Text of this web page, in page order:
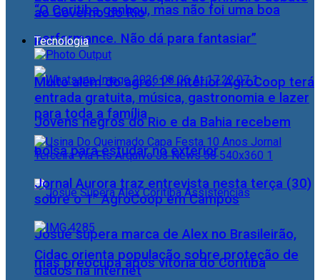
“O Coritiba ganhou, mas não foi uma boa
performance. Não dá para fantasiar”
Jovens negros do Rio e da Bahia recebem
bolsa para estudar no exterior
Josué supera marca de Alex no Brasileirão,
mas preocupa após vitória do Coritiba
ao Governo do Rio
Tecnologia
Muito além do agro: 1º Interior AgroCoop terá
entrada gratuita, música, gastronomia e lazer
para toda a família
Jornal Aurora traz entrevista nesta terça (30)
sobre o 1° AgroCoop em Campos
Cidac orienta população sobre proteção de
dados na internet